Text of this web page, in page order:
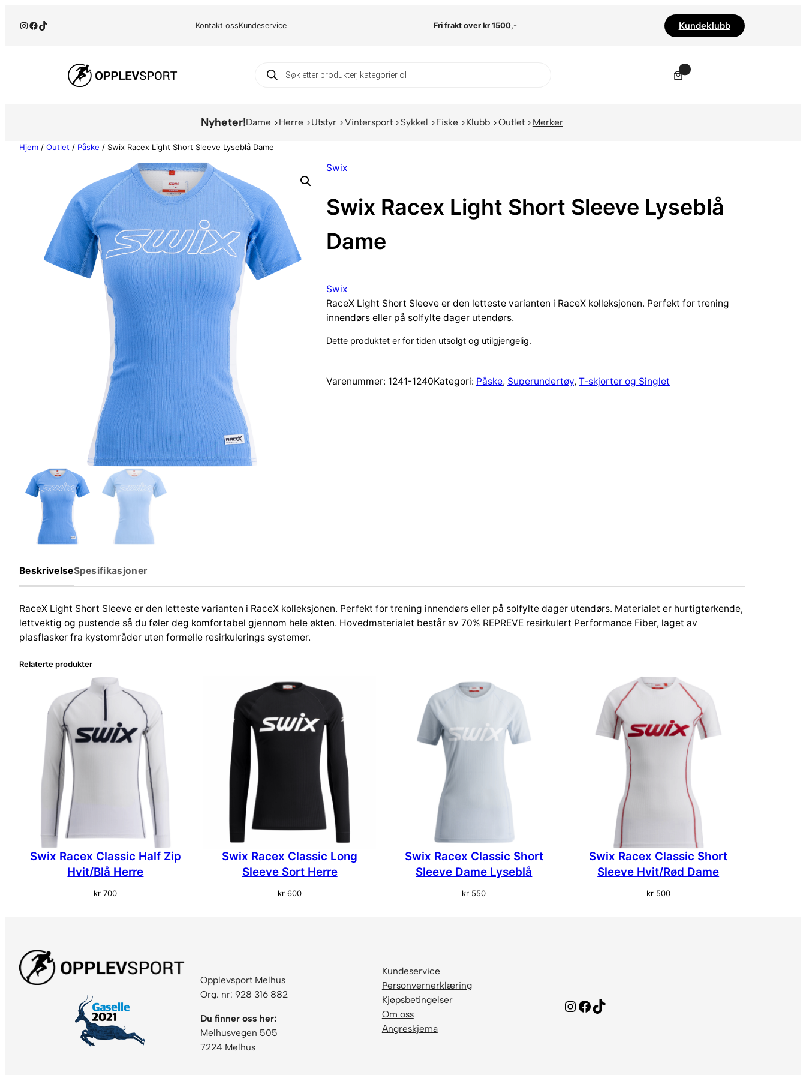
Instagram
Facebook
TikTok Kontakt ossKundeservice Fri frakt over kr 1500,- Kundeklubb
Products
search
Nyheter!Dame Herre Utstyr Vintersport Sykkel Fiske Klubb Outlet Merker
Hjem / Outlet / Påske / Swix Racex Light Short Sleeve Lyseblå Dame
Swix
Swix Racex Light Short Sleeve Lyseblå
Dame
Swix
RaceX Light Short Sleeve er den letteste varianten i RaceX kolleksjonen. Perfekt for trening
innendørs eller på solfylte dager utendørs.
Dette produktet er for tiden utsolgt og utilgjengelig.
Varenummer: 1241-1240Kategori: Påske, Superundertøy, T-skjorter og Singlet
BeskrivelseSpesifikasjoner
RaceX Light Short Sleeve er den letteste varianten i RaceX kolleksjonen. Perfekt for trening innendørs eller på solfylte dager utendørs. Materialet er hurtigtørkende,
lettvektig og pustende så du føler deg komfortabel gjennom hele økten. Hovedmaterialet består av 70% REPREVE resirkulert Performance Fiber, laget av
plasflasker fra kystområder uten formelle resirkulerings systemer.
Relaterte produkter
Swix Racex Classic Half Zip
Hvit/Blå Herre
kr 700
Swix Racex Classic Long
Sleeve Sort Herre
kr 600
Swix Racex Classic Short
Sleeve Dame Lyseblå
kr 550
Swix Racex Classic Short
Sleeve Hvit/Rød Dame
kr500
Opplevsport Melhus
Org. nr: 928 316 882
Du finner oss her:
Melhusvegen 505
7224 Melhus
Kundeservice
Personvernerklæring
Kjøpsbetingelser
Om oss
Angreskjema
InstagramFacebook TikTok